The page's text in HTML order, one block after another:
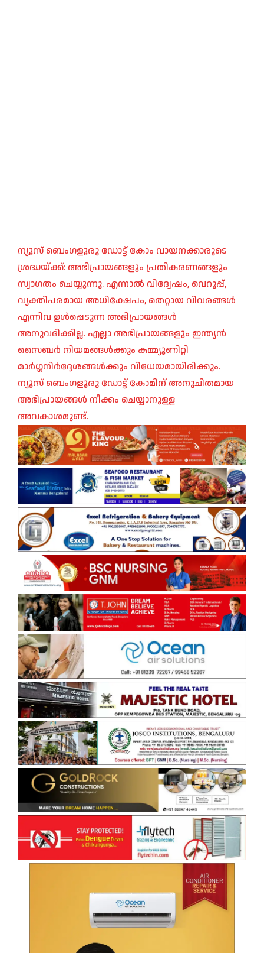
ന്യൂസ് ബെംഗളൂരു ഡോട്ട് കോം വായനക്കാരുടെ
ശ്രദ്ധയ്ക്ക്: അഭിപ്രായങ്ങളും പ്രതികരണങ്ങളും
സ്വാഗതം ചെയ്യുന്നു. എന്നാൽ വിദ്വേഷം, വെറുപ്പ്,
വ്യക്തിപരമായ അധിക്ഷേപം, തെറ്റായ വിവരങ്ങൾ
എന്നിവ ഉൾപ്പെടുന്ന അഭിപ്രായങ്ങൾ
അനുവദിക്കില്ല. എല്ലാ അഭിപ്രായങ്ങളും ഇന്ത്യൻ
സൈബർ നിയമങ്ങൾക്കും കമ്മ്യൂണിറ്റി
മാർഗ്ഗനിർദ്ദേശങ്ങൾക്കും വിധേയമായിരിക്കും.
ന്യൂസ് ബെംഗളൂരു ഡോട്ട് കോമിന് അനുചിതമായ
അഭിപ്രായങ്ങൾ നീക്കം ചെയ്യാനുള്ള
അവകാശമുണ്ട്.